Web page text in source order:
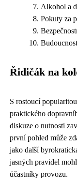
Alkohol a
Pokuty za
Řidičák na
S rostoucí
praktického
diskuze o nutnosti
první pohled může
jako další
jasných pravidel
účastníky provozu.